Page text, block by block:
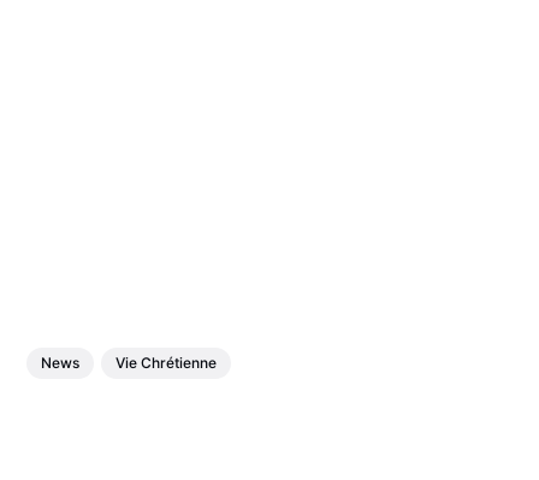
News Vie Chrétienne